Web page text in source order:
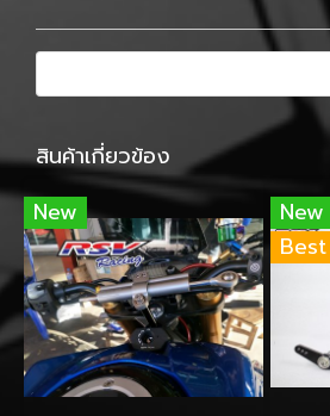
สินค้าเกี่ยวข้อง
New
New